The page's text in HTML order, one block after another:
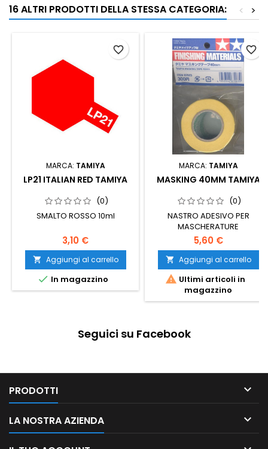
16 ALTRI PRODOTTI DELLA STESSA CATEGORIA: >
<
MARCA: TAMIYA
LP21 ITALIAN RED TAMIYA
(0)
SMALTO ROSSO 10ml
3,10 €
 Aggiungi al carrello
 In magazzino
favorite_border
MARCA: TAMIYA
MASKING 40MM TAMIYA
(0)
NASTRO ADESIVO PER
MASCHERATURE
5,60 €
 Aggiungi al carrello
 Ultimi articoli in
magazzino
favorite_border
Seguici su Facebook
PRODOTTI 
LA NOSTRA AZIENDA 